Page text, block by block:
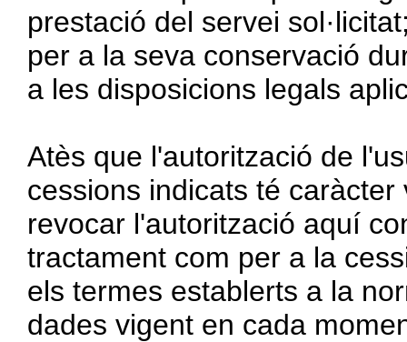
prestació del servei
per a la seva conservació
a les disposicions legals
Atès que l'autorització de
cessions indicats té
revocar l'autorització aquí
tractament com per a la
els termes establerts a la
dades vigent en cada